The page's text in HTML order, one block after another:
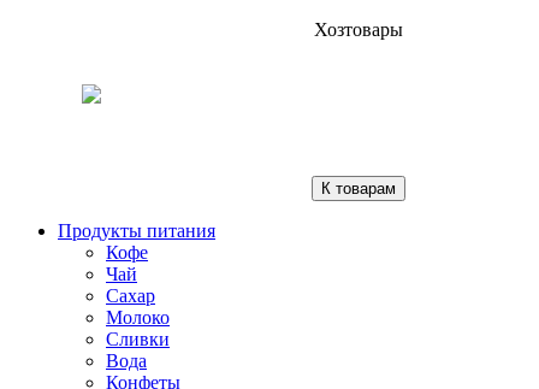
Хозтовары
К товарам
Продукты питания
Кофе
Чай
Сахар
Молоко
Сливки
Вода
Конфеты